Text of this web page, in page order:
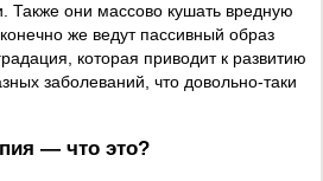
Также они массово кушать вредную
же ведут пассивный образ
которая приводит к развитию
заболеваний, что довольно-таки
— что это?